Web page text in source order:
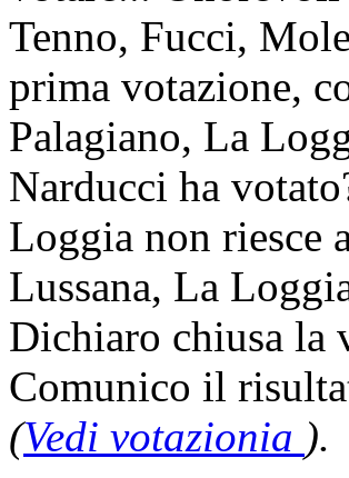
Tenno, Fucci,
prima votazione,
Palagiano, La
Narducci ha
Loggia non riesce
Lussana, La
Dichiaro chiusa la
Comunico il
(Vedi votazionia ).